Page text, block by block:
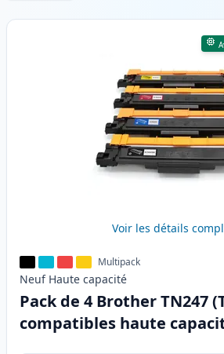
Produits
Voir les détails
Multipack
Neuf Haute capacité
Pack de 4 Brother TN247
compatibles haute